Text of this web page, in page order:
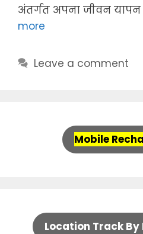
अंतर्गत अपना जीवन यापन
more
Leave a comment
Mobile
Location Track